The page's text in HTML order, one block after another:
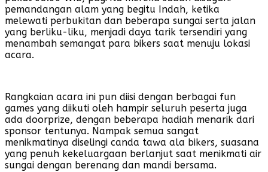
pemandangan alam yang begitu Indah, ketika
melewati perbukitan dan beberapa sungai serta jalan
yang berliku-liku, menjadi daya tarik tersendiri yang
menambah semangat para bikers saat menuju lokasi
acara.
Rangkaian acara ini pun diisi dengan berbagai fun
games yang diikuti oleh hampir seluruh peserta juga
ada doorprize, dengan beberapa hadiah menarik dari
sponsor tentunya. Nampak semua sangat
menikmatinya diselingi canda tawa ala bikers, suasana
yang penuh kekeluargaan berlanjut saat menikmati air
sungai dengan berenang dan mandi bersama.